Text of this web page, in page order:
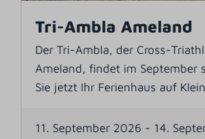
Tri-Ambla Ameland
Der Tri-Ambla, der Cross-
Ameland, findet im September
Sie jetzt Ihr Ferienhaus auf
11. September 2026 - 14.